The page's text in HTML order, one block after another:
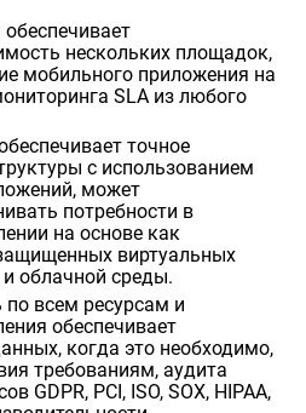
нескольких площадок,
мобильного приложения на
SLA из любого
точное
с использованием
может
потребности в
на основе как
виртуальных
облачной среды.
по всем ресурсам и
обеспечивает
когда это необходимо,
требованиям, аудита
GDPR, PCI , ISO, SOX, HIPAA,